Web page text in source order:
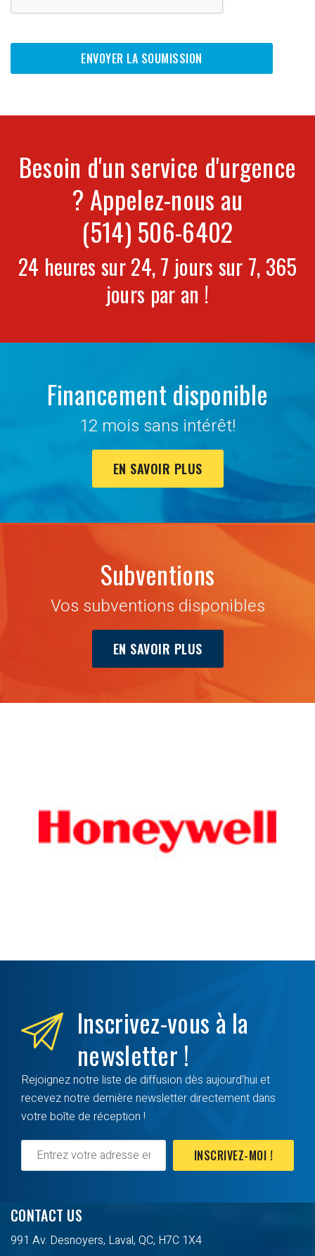
ENVOYER LA SOUMISSION
Besoin d'un service d'urgence
? Appelez-nous au
(514) 506-6402
24 heures sur 24, 7 jours sur 7, 365
jours par an !
Financement disponible
12 mois sans intérêt!
EN SAVOIR PLUS
Subventions
Vos subventions disponibles
EN SAVOIR PLUS
Inscrivez-vous à la
newsletter !
Rejoignez notre liste de diffusion dès aujourd'hui et
recevez notre dernière newsletter directement dans
votre boîte de réception !
INSCRIVEZ-MOI !
CONTACT US
991 Av. Desnoyers, Laval, QC, H7C 1X4